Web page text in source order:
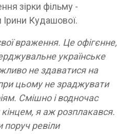
зірки фільму -
Ірини Кудашової.
враження. Це офігєнне,
українське
не здаватися на
цьому не зраджувати
Смішно і водночас
я аж розплакався.
поруч ревіли